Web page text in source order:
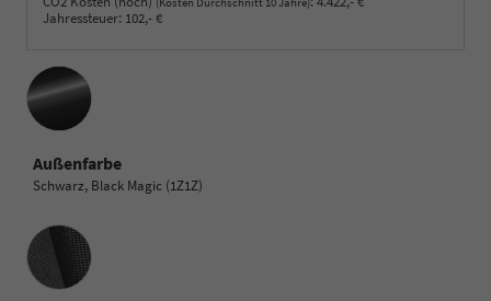
Jahressteuer: 102,- €
Außenfarbe
Schwarz, Black Magic (1Z1Z)
Innenausstattung